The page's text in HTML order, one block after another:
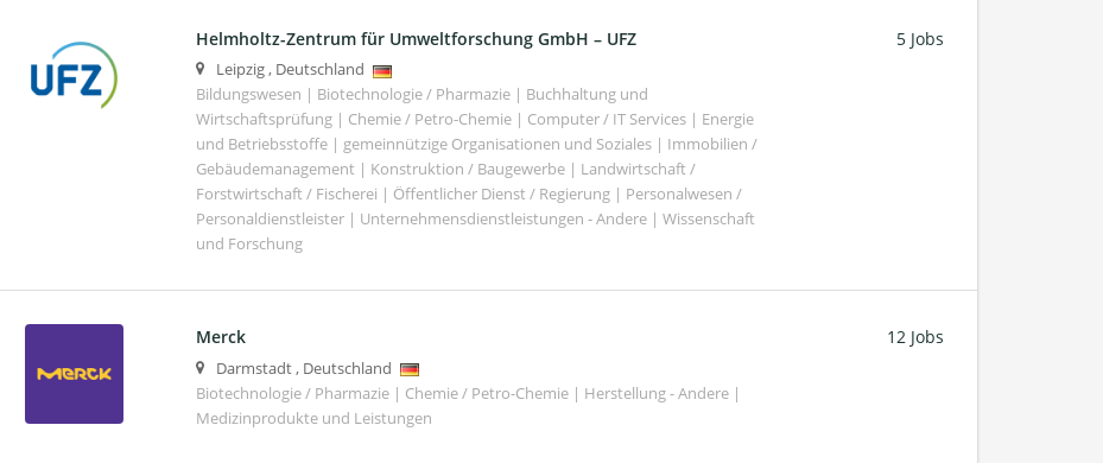
Helmholtz-Zentrum für Umweltforschung GmbH – UFZ
Leipzig, Deutschland
Bildungswesen | Biotechnologie / Pharmazie | Buchhaltung und
Wirtschaftsprüfung | Chemie / Petro-Chemie | Computer / IT Services | Energie
und Betriebsstoffe | gemeinnützige Organisationen und Soziales | Immobilien /
Gebäudemanagement | Konstruktion / Baugewerbe | Landwirtschaft /
Forstwirtschaft / Fischerei | Öffentlicher Dienst / Regierung | Personalwesen /
Personaldienstleister | Unternehmensdienstleistungen - Andere | Wissenschaft
und Forschung
5 Jobs
Merck
Darmstadt, Deutschland
Biotechnologie / Pharmazie | Chemie / Petro-Chemie | Herstellung - Andere |
Medizinprodukte und Leistungen
12 Jobs